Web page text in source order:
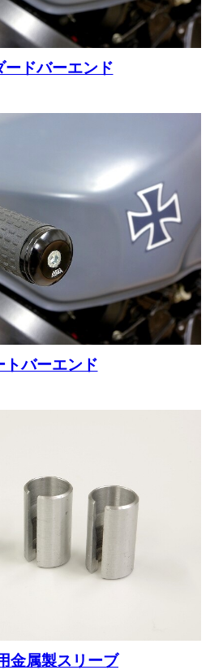
ードバーエンド
トバーエンド
金属製スリーブ